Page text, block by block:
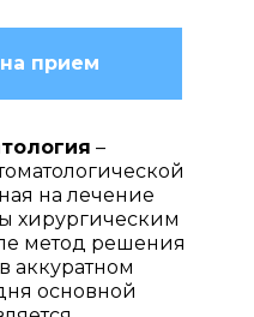
прием
–
на лечение
хирургическим
метод решения
аккуратном
основной